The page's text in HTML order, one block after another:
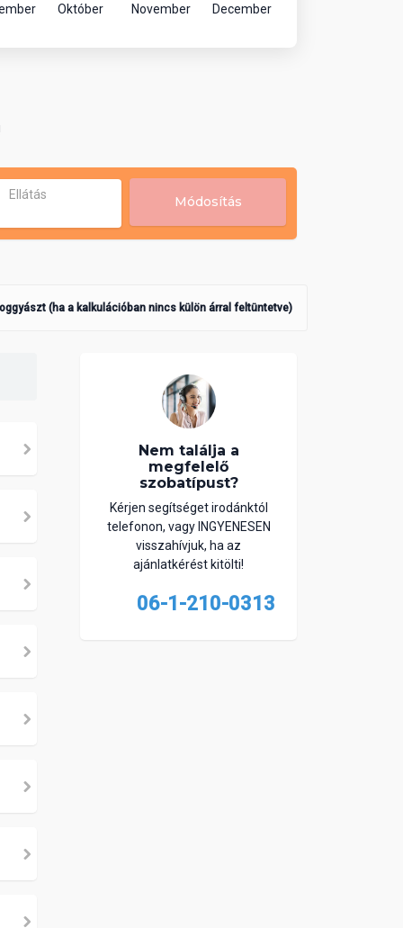
Október November December
Ellátás Módosítás
(ha a kalkulációban nincs külön árral feltüntetve)
Nem találja a
megfelelő
szobatípust?
Kérjen segítséget irodánktól
telefonon, vagy INGYENESEN
visszahívjuk, ha az
ajánlatkérést kitölti!
06-1-210-0313